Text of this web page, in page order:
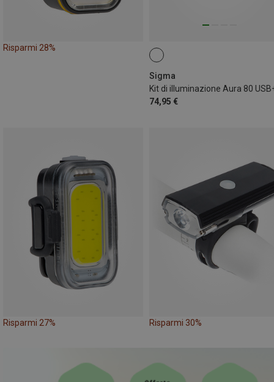
Risparmi 28%
Sigma
74,95 €
Risparmi 27% Risparmi 30%